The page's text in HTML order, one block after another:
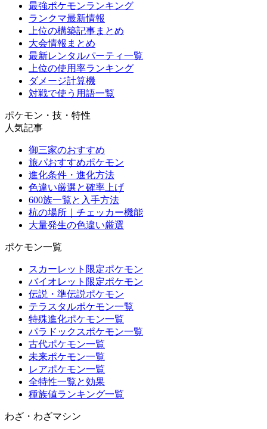
最強ポケモンランキング
ランクマ最新情報
上位の構築記事まとめ
大会情報まとめ
最新レンタルパーティ一覧
上位の使用率ランキング
ダメージ計算機
対戦で使う用語一覧
ポケモン・技・特性
人気記事
御三家のおすすめ
旅パおすすめポケモン
進化条件・進化方法
色違い厳選と確率上げ
600族一覧と入手方法
杭の場所｜チェッカー機能
大量発生の色違い厳選
ポケモン一覧
スカーレット限定ポケモン
バイオレット限定ポケモン
伝説・準伝説ポケモン
テラスタルポケモン一覧
特殊進化ポケモン一覧
パラドックスポケモン一覧
古代ポケモン一覧
未来ポケモン一覧
レアポケモン一覧
全特性一覧と効果
種族値ランキング一覧
わざ・わざマシン